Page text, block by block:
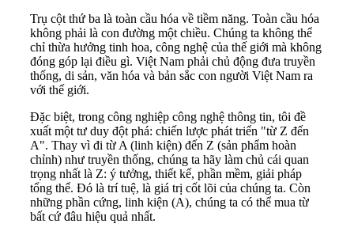
Trụ cột thứ ba là toàn cầu hóa về tiềm năng. Toàn cầu hóa
không phải là con đường một chiều. Chúng ta không thể
chỉ thừa hưởng tinh hoa, công nghệ của thế giới mà không
đóng góp lại điều gì. Việt Nam phải chủ động đưa truyền
thống, di sản, văn hóa và bản sắc con người Việt Nam ra
với thế giới.
Đặc biệt, trong công nghiệp công nghệ thông tin, tôi đề
xuất một tư duy đột phá: chiến lược phát triển "từ Z đến
A". Thay vì đi từ A (linh kiện) đến Z (sản phẩm hoàn
chỉnh) như truyền thống, chúng ta hãy làm chủ cái quan
trọng nhất là Z: ý tưởng, thiết kế, phần mềm, giải pháp
tổng thể. Đó là trí tuệ, là giá trị cốt lõi của chúng ta. Còn
những phần cứng, linh kiện (A), chúng ta có thể mua từ
bất cứ đâu hiệu quả nhất.